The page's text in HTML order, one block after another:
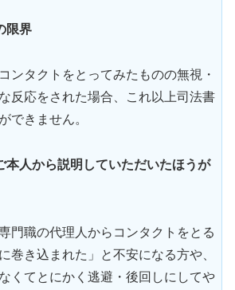
限界
ンタクトをとってみたものの無視・
反応をされた場合、これ以上司法書
できません。
本人から説明していただいたほうが
門職の代理人からコンタクトをとる
巻き込まれた」と不安になる方や、
くてとにかく逃避・後回しにしてや